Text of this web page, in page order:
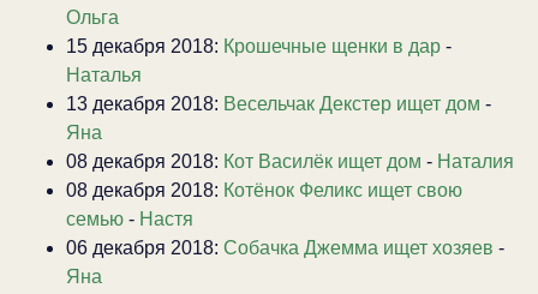
Ольга
15 декабря 2018: Крошечные щенки в дар -
Наталья
13 декабря 2018: Весельчак Декстер ищет дом -
Яна
08 декабря 2018: Кот Василёк ищет дом - Наталия
08 декабря 2018: Котёнок Феликс ищет свою
семью - Настя
06 декабря 2018: Собачка Джемма ищет хозяев -
Яна